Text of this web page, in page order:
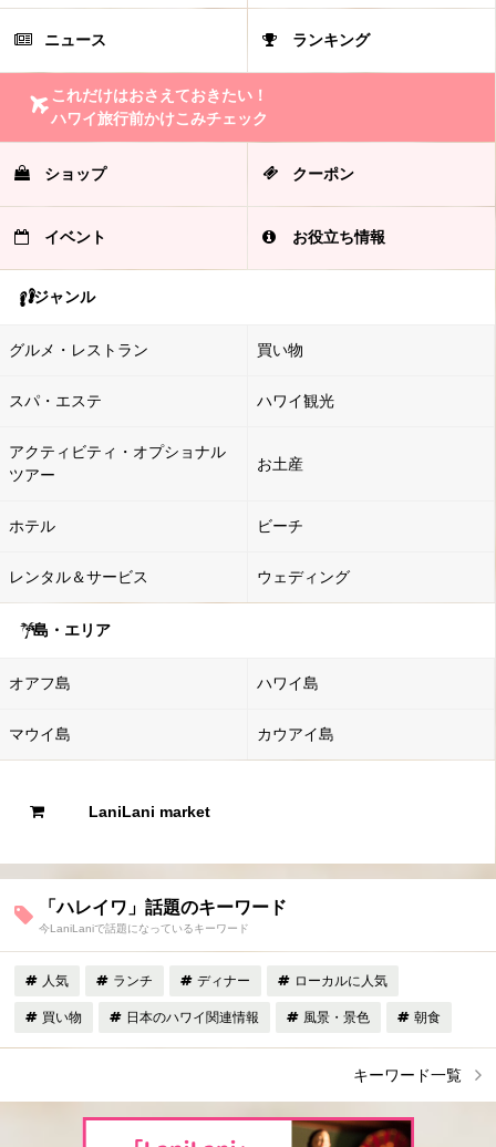
ニュース ランキング
これだけはおさえておきたい！
ハワイ旅行前かけこみチェック
ショップ クーポン
イベント お役立ち情報
ジャンル
グルメ・レストラン 買い物
スパ・エステ ハワイ観光
アクティビティ・オプショナル
ツアー
お土産
ホテル ビーチ
レンタル＆サービス ウェディング
島・エリア
オアフ島 ハワイ島
マウイ島 カウアイ島
LaniLani market
「ハレイワ」話題のキーワード
今LaniLaniで話題になっているキーワード
人気 ランチ ディナー ローカルに人気
買い物 日本のハワイ関連情報 風景・景色 朝食
キーワード一覧